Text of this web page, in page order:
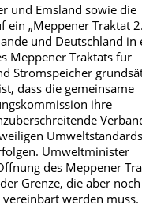
und Emsland sowie die
ein „Meppener Traktat
und Deutschland in
Meppener Traktats für
Stromspeicher
dass die gemeinsame
ihre
Umweltminister
des Meppener
Grenze, die aber noch
werden muss.